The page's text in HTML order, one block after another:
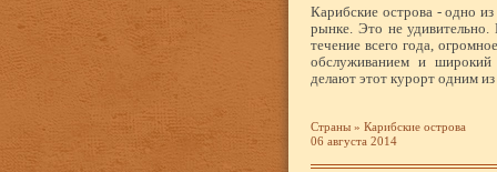
Карибские острова - одно
рынке. Это не удивительно.
течение всего года,
обслуживанием и широкий
делают этот курорт одним
Страны » Карибские острова
06 августа 2014